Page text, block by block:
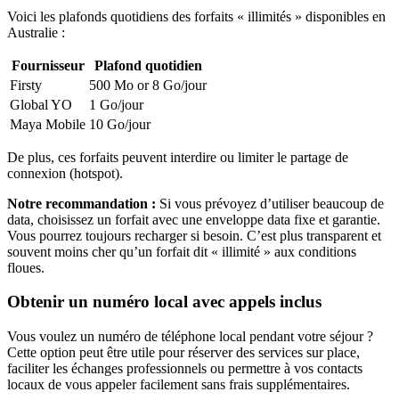
Voici les plafonds quotidiens des forfaits « illimités » disponibles en
Australie :
Fournisseur
Plafond quotidien
Firsty
500 Mo or 8 Go/jour
Global YO
1 Go/jour
Maya Mobile 10 Go/jour
De plus, ces forfaits peuvent interdire ou limiter le partage de
connexion (hotspot).
Notre recommandation : Si vous prévoyez d’utiliser beaucoup de
data, choisissez un forfait avec une enveloppe data fixe et garantie.
Vous pourrez toujours recharger si besoin. C’est plus transparent et
souvent moins cher qu’un forfait dit « illimité » aux conditions
floues.
Obtenir un numéro local avec appels inclus
Vous voulez un numéro de téléphone local pendant votre séjour ?
Cette option peut être utile pour réserver des services sur place,
faciliter les échanges professionnels ou permettre à vos contacts
locaux de vous appeler facilement sans frais supplémentaires.